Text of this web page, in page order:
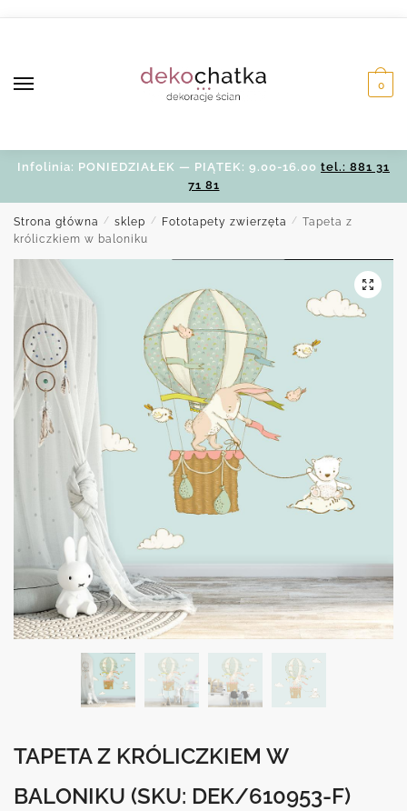
0
Infolinia: PONIEDZIAŁEK — PIĄTEK: 9.00-16.00 tel.: 881 31
71 81
Strona główna / sklep / Fototapety zwierzęta / Tapeta z
króliczkiem w baloniku
TAPETA Z KRÓLICZKIEM W
BALONIKU (SKU: DEK/610953-F)